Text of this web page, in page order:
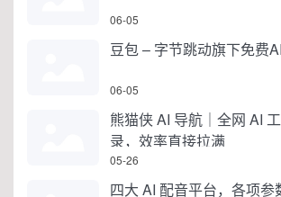
06-05
豆包 – 字节跳动旗下免费
06-05
熊猫侠 AI 导航｜全网 AI
录，效率直接拉满
05-26
四大 AI 配音平台，各项